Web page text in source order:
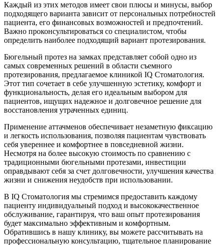
Каждый из этих методов имеет свои плюсы и минусы, выбор
подходящего варианта зависит от персональных потребностей
пациента, его финансовых возможностей и предпочтений.
Важно проконсультироваться со специалистом, чтобы
определить наиболее подходящий вариант протезирования.
Бюгельный протез на замках представляет собой одно из
самых современных решений в области съемного
протезирования, предлагаемое клиникой IQ Стоматология.
Этот тип сочетает в себе улучшенную эстетику, комфорт и
функциональность, делая его идеальным выбором для
пациентов, ищущих надежное и долговечное решение для
восстановления утраченных единиц.
Применение аттачменов обеспечивает незаметную фиксацию
и легкость использования, позволяя пациентам чувствовать
себя увереннее и комфортнее в повседневной жизни.
Несмотря на более высокую стоимость по сравнению с
традиционными бюгельными протезами, инвестиции
оправдывают себя за счет долговечности, улучшения качества
жизни и снижения неудобств при использовании.
В IQ Стоматология мы стремимся предоставить каждому
пациенту индивидуальный подход и высококачественное
обслуживание, гарантируя, что ваш опыт протезирования
будет максимально эффективным и комфортным.
Обратившись в нашу клинику, вы можете рассчитывать на
профессиональную консультацию, тщательное планирование